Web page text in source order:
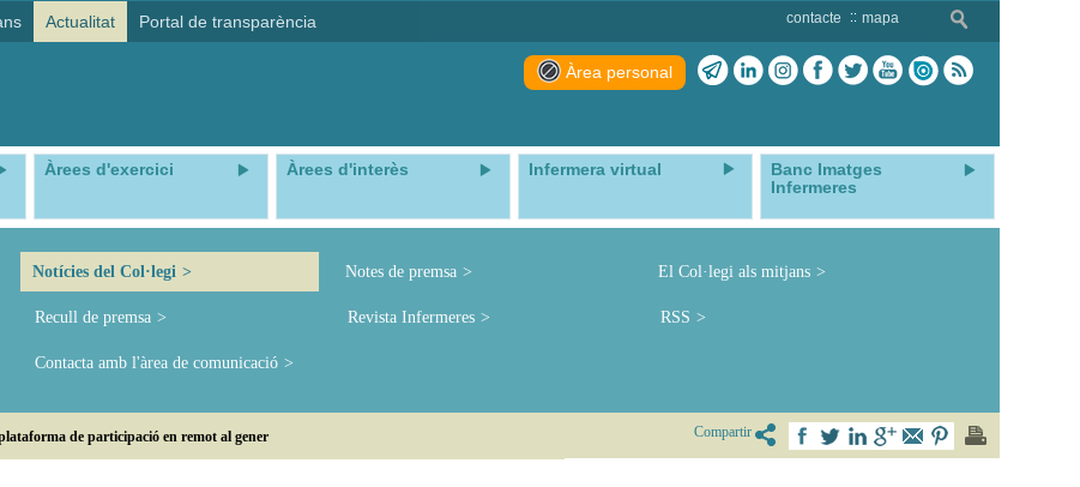
Actualitat Portal de transparència contacte mapa
Àrea personal
Àrees d'exercici Àrees d'interès Infermera virtual
Banc Imatges
Infermeres
Notícies del Col·legi Notes de premsa El Col·legi als mitjans
Recull de premsa Revista Infermeres RSS
Contacta amb l'àrea de comunicació
de participació en remot al gener Compartir